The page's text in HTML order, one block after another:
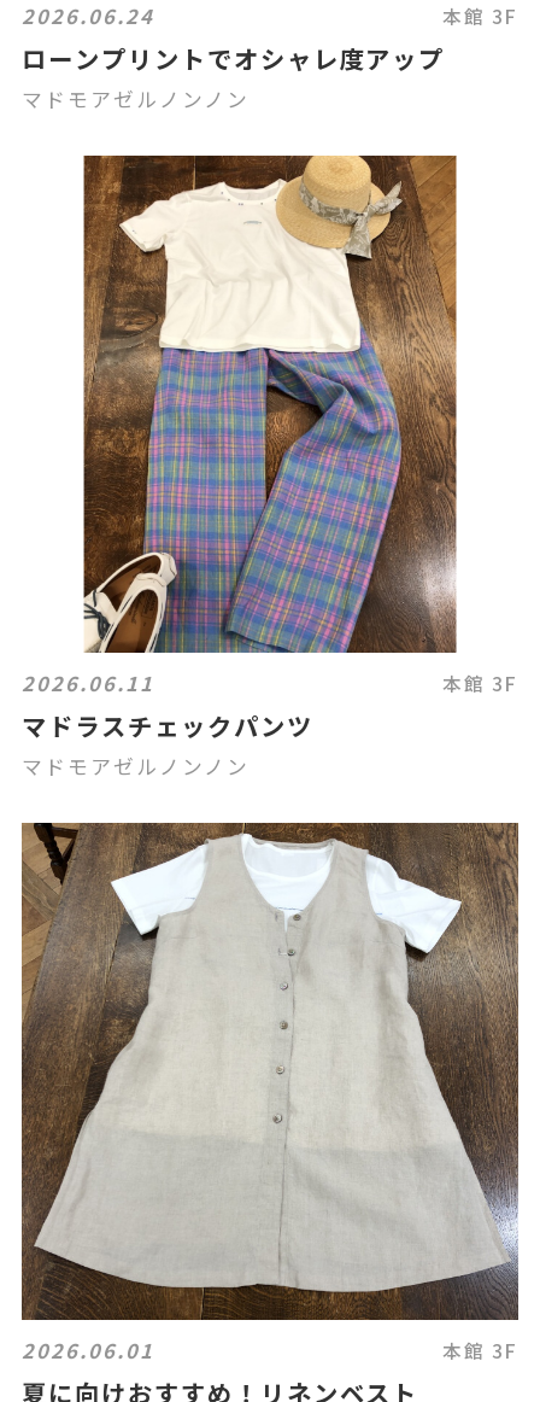
2026.06.24 本館 3F
ローンプリントでオシャレ度アップ
マドモアゼルノンノン
2026.06.11 本館 3F
マドラスチェックパンツ
マドモアゼルノンノン
2026.06.01 本館 3F
夏に向けおすすめ！リネンベスト